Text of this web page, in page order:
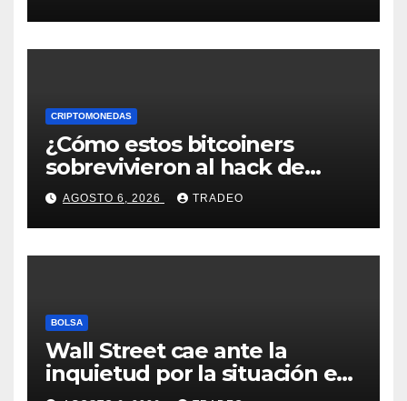
CRIPTOMONEDAS
¿Cómo estos bitcoiners
sobrevivieron al hack de
Coldcard? Un analista
comparte consejos clave
AGOSTO 6, 2026 TRADEO
BOLSA
Wall Street cae ante la
inquietud por la situación en